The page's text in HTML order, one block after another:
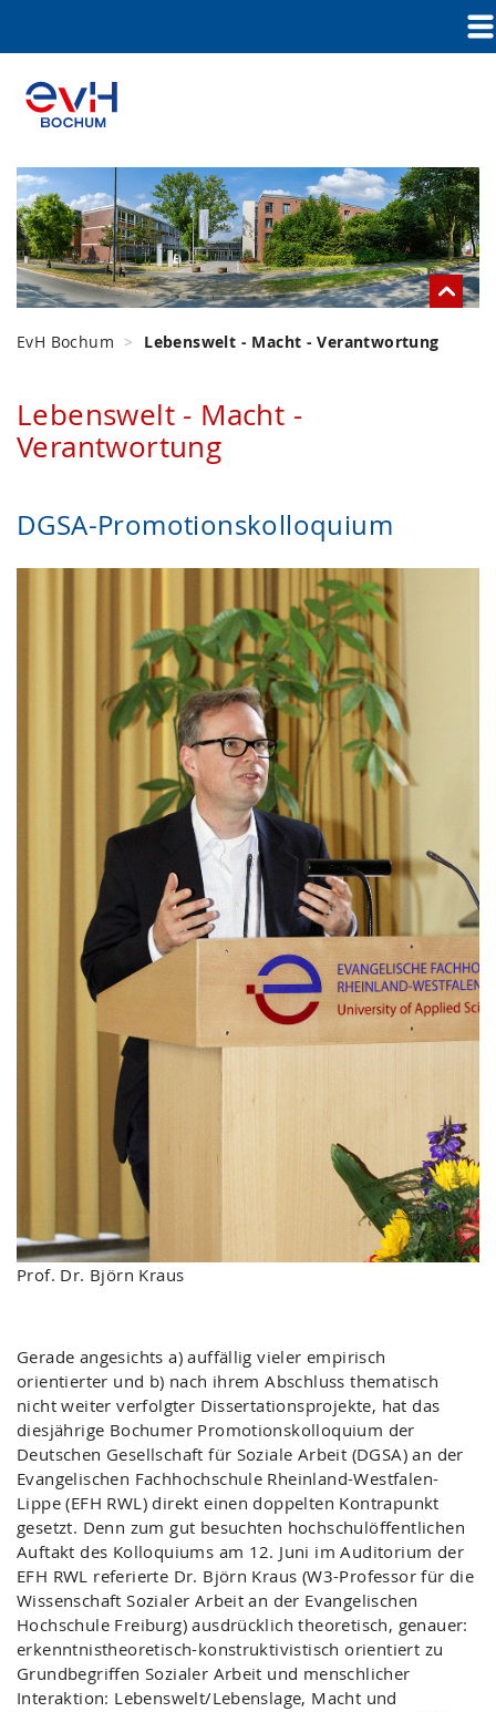
EvH Bochum Lebenswelt - Macht - Verantwortung
Lebenswelt - Macht -
Verantwortung
DGSA-Promotionskolloquium
Prof. Dr. Björn Kraus
Gerade angesichts a) auffällig vieler empirisch
orientierter und b) nach ihrem Abschluss thematisch
nicht weiter verfolgter Dissertationsprojekte, hat das
diesjährige Bochumer Promotionskolloquium der
Deutschen Gesellschaft für Soziale Arbeit (DGSA) an der
Evangelischen Fachhochschule Rheinland-Westfalen-
Lippe (EFH RWL) direkt einen doppelten Kontrapunkt
gesetzt. Denn zum gut besuchten hochschulöffentlichen
Auftakt des Kolloquiums am 12. Juni im Auditorium der
EFH RWL referierte Dr. Björn Kraus (W3-Professor für die
Wissenschaft Sozialer Arbeit an der Evangelischen
Hochschule Freiburg) ausdrücklich theoretisch, genauer:
erkenntnistheoretisch-konstruktivistisch orientiert zu
Grundbegriffen Sozialer Arbeit und menschlicher
Interaktion: Lebenswelt/Lebenslage, Macht und